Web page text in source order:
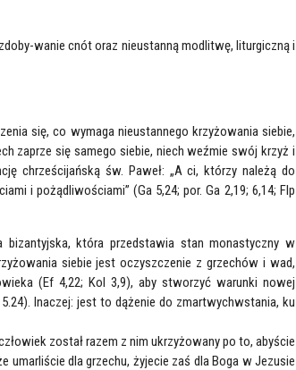
wanie cnót oraz nieustanną modlitwę, liturgiczną i
się, co wymaga nieustannego krzyżowania siebie,
zaprze się samego siebie, niech weźmie swój krzyż i
chrześcijańską św. Paweł: „A ci, którzy należą do
i pożądliwościami” (Ga 5,24; por. Ga 2,19; 6,14; Flp
która przedstawia stan monastyczny w
siebie jest oczyszczenie z grzechów i wad,
(Ef 4,22; Kol 3,9), aby stworzyć warunki nowej
Inaczej: jest to dążenie do zmartwychwstania, ku
został razem z nim ukrzyżowany po to, abyście
umarliście dla grzechu, żyjecie zaś dla Boga w Jezusie